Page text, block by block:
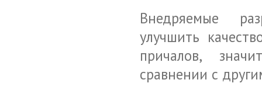
Внедряемые
улучшить
причалов,
сравнении с